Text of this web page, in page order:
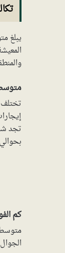
بحوالي 400 إلى 700 يورو في الشهر.
كم
الجوال قد تتراوح بين 15